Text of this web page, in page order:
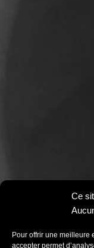
Ce
Pour offrir une meilleure
accepter permet